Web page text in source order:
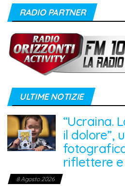
RADIO PARTNER
ULTIME NOTIZIE
“Ucraina.
il dolore”,
riflettere
8 Agosto 2026